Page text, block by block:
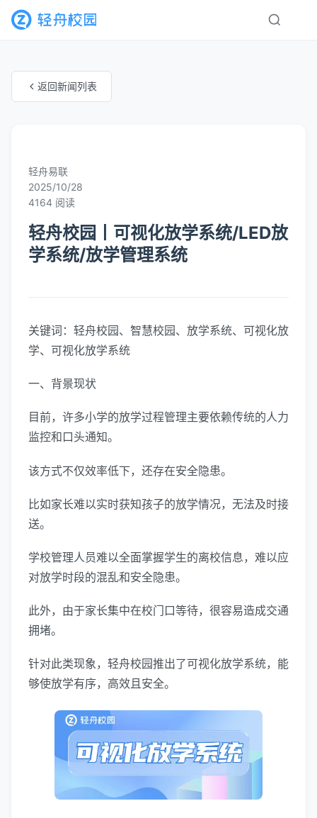
返回新闻列表
轻舟易联
2025/10/28
4164 阅读
轻舟校园丨可视化放学系统/LED放
学系统/放学管理系统
关键词：轻舟校园、智慧校园、放学系统、可视化放
学、可视化放学系统
一、背景现状
目前，许多小学的放学过程管理主要依赖传统的人力
监控和口头通知。
该方式不仅效率低下，还存在安全隐患。
比如家长难以实时获知孩子的放学情况，无法及时接
送。
学校管理人员难以全面掌握学生的离校信息，难以应
对放学时段的混乱和安全隐患。
此外，由于家长集中在校门口等待，很容易造成交通
拥堵。
针对此类现象，轻舟校园推出了可视化放学系统，能
够使放学有序，高效且安全。